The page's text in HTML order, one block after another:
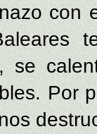
con
se
Por